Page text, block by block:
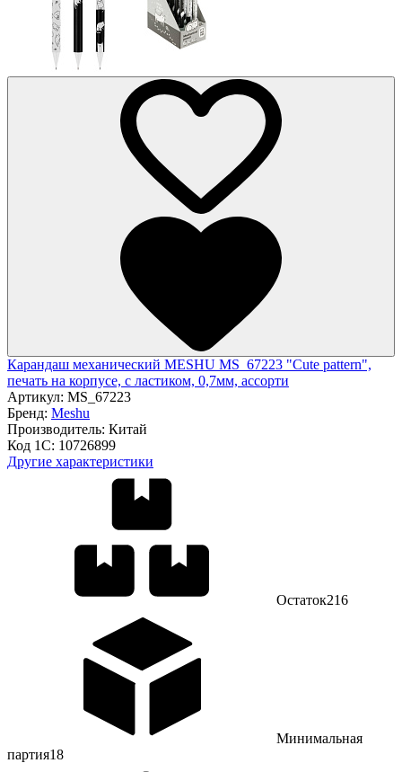
Карандаш механический MESHU MS_67223 "Cute pattern",
печать на корпусе, с ластиком, 0,7мм, ассорти
Артикул: MS_67223
Бренд: Meshu
Производитель: Китай
Код 1С: 10726899
Другие характеристики
Остаток216
Минимальная
партия18